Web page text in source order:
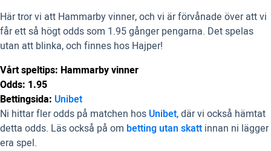
Här tror vi att Hammarby vinner, och vi är förvånade över att vi
får ett så högt odds som 1.95 gånger pengarna. Det spelas
utan att blinka, och finnes hos Hajper!
Vårt speltips: Hammarby vinner
Odds: 1.95
Bettingsida: Unibet
Ni hittar fler odds på matchen hos Unibet, där vi också hämtat
detta odds. Läs också på om betting utan skatt innan ni lägger
era spel.